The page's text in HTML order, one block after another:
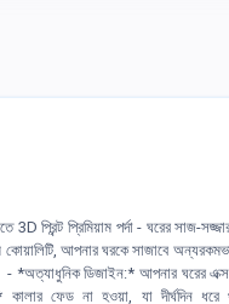
3D প্রিন্ট প্রিমিয়াম পর্দা - ঘরের সাজ-
কোয়ালিটি, আপনার ঘরকে সাজাবে
*অত্যাধুনিক ডিজাইন:* আপনার ঘরের
কালার ফেড না হওয়া, যা